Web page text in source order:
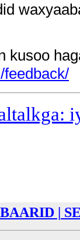
kusoo
BAARID |